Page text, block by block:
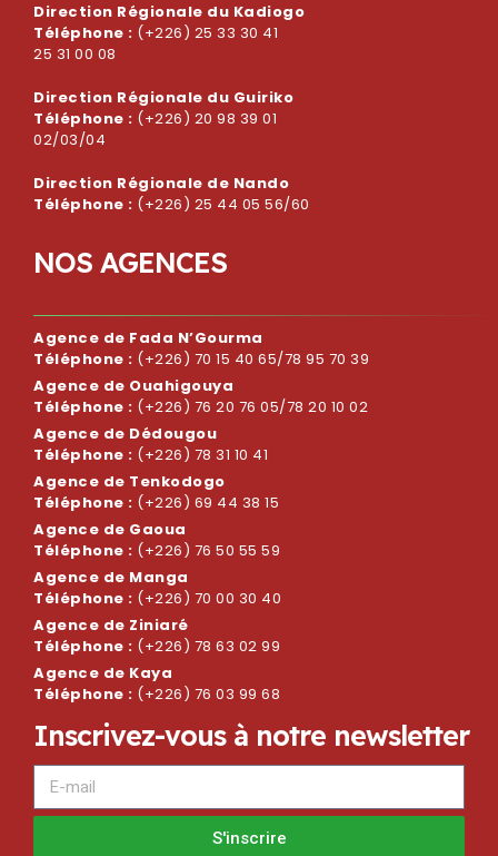
Direction Régionale du Kadiogo
Téléphone : (+226) 25 33 30 41
25 31 00 08
Direction Régionale du Guiriko
Téléphone : (+226) 20 98 39 01
02/03/04
Direction Régionale de Nando
Téléphone : (+226) 25 44 05 56/60
NOS AGENCES
Agence de Fada N’Gourma
Téléphone : (+226) 70 15 40 65/78 95 70 39
Agence de Ouahigouya
Téléphone : (+226) 76 20 76 05/78 20 10 02
Agence de Dédougou
Téléphone : (+226) 78 31 10 41
Agence de Tenkodogo
Téléphone : (+226) 69 44 38 15
Agence de Gaoua
Téléphone : (+226) 76 50 55 59
Agence de Manga
Téléphone : (+226) 70 00 30 40
Agence de Ziniaré
Téléphone : (+226) 78 63 02 99
Agence de Kaya
Téléphone : (+226) 76 03 99 68
Inscrivez-vous à notre newsletter
S'inscrire